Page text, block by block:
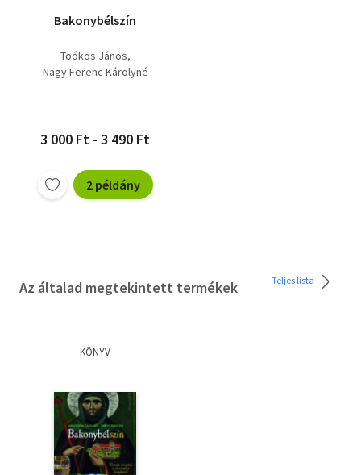
Bakonybélszín
Toókos János
Nagy Ferenc Károlyné
3 000 Ft - 3 490 Ft
2 példány
Az általad megtekintett termékek Teljes lista
KÖNYV